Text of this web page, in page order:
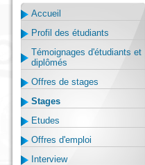
Accueil
Profil des étudiants
Témoignages d'étudiants et
diplômés
Offres de stages
Stages
Etudes
Offres d'emploi
Interview